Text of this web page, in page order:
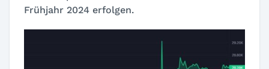
Frühjahr 2024 erfolgen.